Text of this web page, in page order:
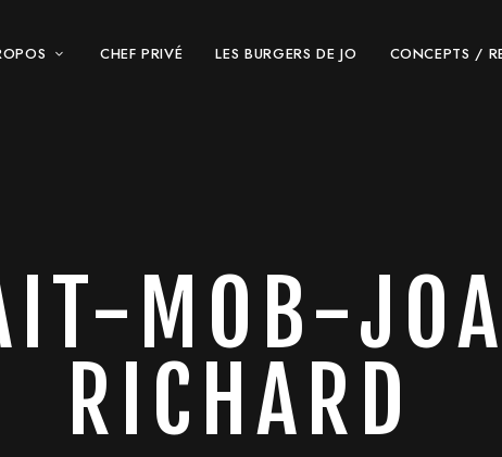
CHEF PRIVÉ LES BURGERS DE JO CONCEPTS /
MOB-
RICHARD